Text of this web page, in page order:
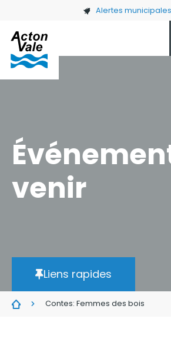
Skip to main content Alertes municipales
venir
Liens rapides
Contes: Femmes des bois